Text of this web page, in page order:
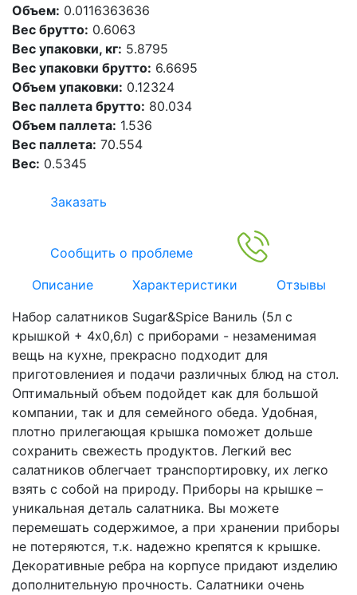
Объем: 0.0116363636
Вес брутто: 0.6063
Вес упаковки, кг: 5.8795
Вес упаковки брутто: 6.6695
Объем упаковки: 0.12324
Вес паллета брутто: 80.034
Объем паллета: 1.536
Вес паллета: 70.554
Вес: 0.5345
Заказать
Сообщить о проблеме
Описание
Характеристики
Отзывы
Набор салатников Sugar&Spice Ваниль (5л с
крышкой + 4х0,6л) с приборами - незаменимая
вещь на кухне, прекрасно подходит для
приготовлениея и подачи различных блюд на стол.
Оптимальный объем подойдет как для большой
компании, так и для семейного обеда. Удобная,
плотно прилегающая крышка поможет дольше
сохранить свежесть продуктов. Легкий вес
салатников облегчает транспортировку, их легко
взять с собой на природу. Приборы на крышке –
уникальная деталь салатника. Вы можете
перемешать содержимое, а при хранении приборы
не потеряются, т.к. надежно крепятся к крышке.
Декоративные ребра на корпусе придают изделию
дополнительную прочность. Салатники очень